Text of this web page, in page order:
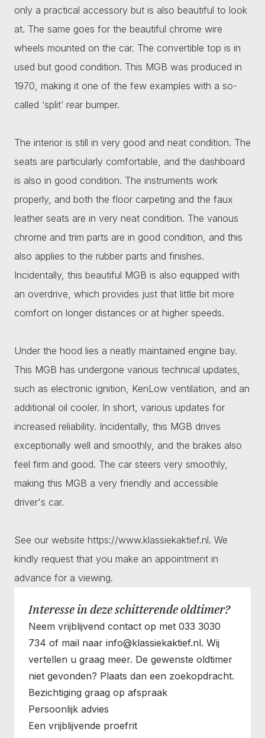
only a practical accessory but is also beautiful to look
at. The same goes for the beautiful chrome wire
wheels mounted on the car. The convertible top is in
used but good condition. This MGB was produced in
1970, making it one of the few examples with a so-
called ‘split’ rear bumper.
The interior is still in very good and neat condition. The
seats are particularly comfortable, and the dashboard
is also in good condition. The instruments work
properly, and both the floor carpeting and the faux
leather seats are in very neat condition. The various
chrome and trim parts are in good condition, and this
also applies to the rubber parts and finishes.
Incidentally, this beautiful MGB is also equipped with
an overdrive, which provides just that little bit more
comfort on longer distances or at higher speeds.
Under the hood lies a neatly maintained engine bay.
This MGB has undergone various technical updates,
such as electronic ignition, KenLow ventilation, and an
additional oil cooler. In short, various updates for
increased reliability. Incidentally, this MGB drives
exceptionally well and smoothly, and the brakes also
feel firm and good. The car steers very smoothly,
making this MGB a very friendly and accessible
driver's car.
See our website https://www.klassiekaktief.nl. We
kindly request that you make an appointment in
advance for a viewing.
Interesse in deze schitterende oldtimer?
Neem vrijblijvend contact op met 033 3030
734 of mail naar info@klassiekaktief.nl. Wij
vertellen u graag meer. De gewenste oldtimer
niet gevonden? Plaats dan een zoekopdracht.
Bezichtiging graag op afspraak
Persoonlijk advies
Een vrijblijvende proefrit